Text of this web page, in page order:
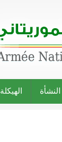
النشأة الهيكلة